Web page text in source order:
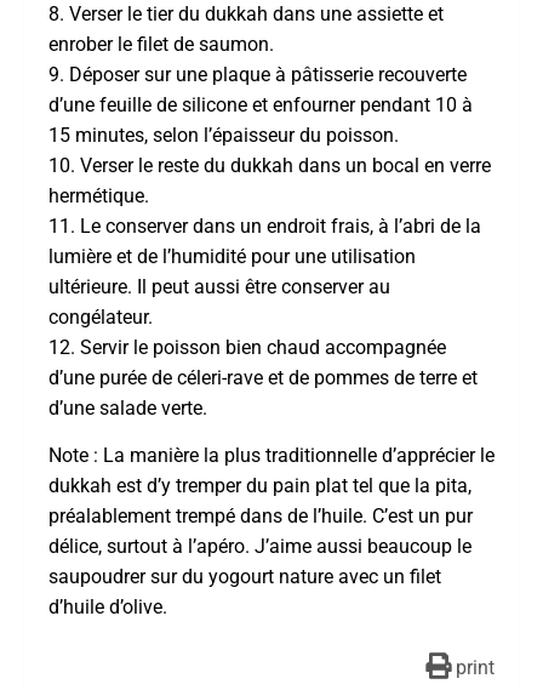
8. Verser le tier du dukkah dans une assiette et
enrober le filet de saumon.
9. Déposer sur une plaque à pâtisserie recouverte
d’une feuille de silicone et enfourner pendant 10 à
15 minutes, selon l’épaisseur du poisson.
10. Verser le reste du dukkah dans un bocal en verre
hermétique.
11. Le conserver dans un endroit frais, à l’abri de la
lumière et de l’humidité pour une utilisation
ultérieure. Il peut aussi être conserver au
congélateur.
12. Servir le poisson bien chaud accompagnée
d’une purée de céleri-rave et de pommes de terre et
d’une salade verte.
Note : La manière la plus traditionnelle d’apprécier le
dukkah est d’y tremper du pain plat tel que la pita,
préalablement trempé dans de l’huile. C’est un pur
délice, surtout à l’apéro. J’aime aussi beaucoup le
saupoudrer sur du yogourt nature avec un filet
d’huile d’olive.
print